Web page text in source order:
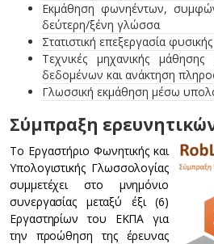
Εκμάθηση φωνηέντων,
δεύτερη/ξένη γλώσσα
Στατιστική επεξεργασία
Τεχνικές μηχανικής
δεδομένων και ανάκτηση
Γλωσσική εκμάθηση μέσω
Σύμπραξη
Το Εργαστήριο Φωνητικής και
Υπολογιστικής Γλωσσολογίας
συμμετέχει στο μνημόνιο
συνεργασίας μεταξύ έξι (6)
Εργαστηρίων του ΕΚΠΑ για
την προώθηση της έρευνας